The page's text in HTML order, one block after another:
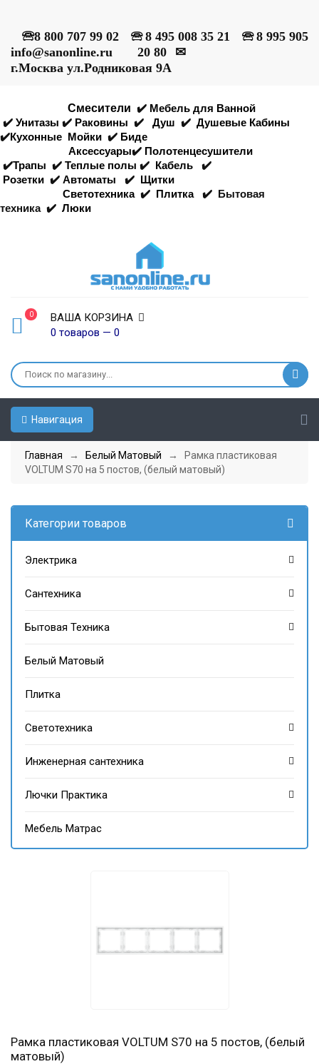
🕾8 800 707 99 02 🕾 8 495 008 35 21 🕾 8 995 905
20 80
✉
info@sanonline.ru
г.Москва ул.Родниковая 9А
Смесители ✔️ Мебель для Ванной
✔️ Унитазы ✔️ Раковины ✔️ Душ ✔️ Душевые Кабины
✔️Кухонные Мойки ✔️ Биде
Аксессуары✔️ Полотенцесушители
✔️Трапы ✔️ Теплые полы ✔️ Кабель
✔️
Розетки ✔️ Автоматы ✔️ Щитки
Светотехника ✔️ Плитка ✔️ Бытовая
техника ✔️ Люки
0
ВАША КОРЗИНА
0 товаров — 0
Навигация
Главная → Белый Матовый
→ Рамка пластиковая
VOLTUM S70 на 5 постов, (белый матовый)
Категории товаров
Электрика
Сантехника
Бытовая Техника
Белый Матовый
Плитка
Светотехника
Инженерная сантехника
Лючки Практика
Мебель Матрас
Рамка пластиковая VOLTUM S70 на 5 постов, (белый
матовый)